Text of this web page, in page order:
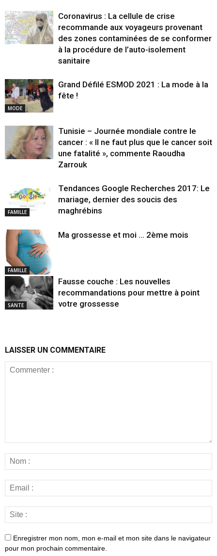
Coronavirus : La cellule de crise
recommande aux voyageurs provenant
des zones contaminées de se conformer
à la procédure de l’auto-isolement
sanitaire
MODE
Grand Défilé ESMOD 2021 : La mode à la
fête !
Tunisie – Journée mondiale contre le
cancer : « Il ne faut plus que le cancer soit
une fatalité », commente Raoudha
Zarrouk
FAMILLE
Tendances Google Recherches 2017: Le
mariage, dernier des soucis des
maghrébins
FAMILLE
Ma grossesse et moi … 2ème mois
SANTE
Fausse couche : Les nouvelles
recommandations pour mettre à point
votre grossesse
LAISSER UN COMMENTAIRE
Enregistrer mon nom, mon e-mail et mon site dans le navigateur
pour mon prochain commentaire.